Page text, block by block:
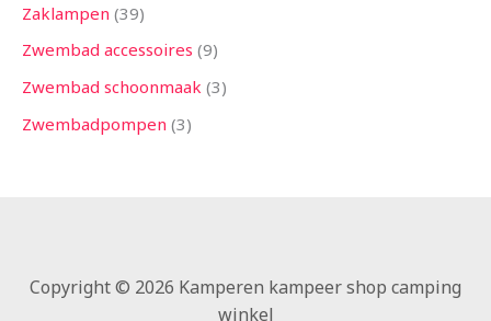
Zaklampen 39
Zwembad accessoires 9
Zwembad schoonmaak 3
Zwembadpompen 3
Copyright © 2026 Kamperen kampeer shop camping
winkel